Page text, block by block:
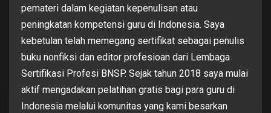
pemateri dalam kegiatan kepenulisan atau
peningkatan kompetensi guru di Indonesia. Saya
kebetulan telah memegang sertifikat sebagai penulis
buku nonfiksi dan editor profesioan dari Lembaga
Sertifikasi Profesi BNSP. Sejak tahun 2018 saya mulai
aktif mengadakan pelatihan gratis bagi para guru di
Indonesia melalui komunitas yang kami besarkan